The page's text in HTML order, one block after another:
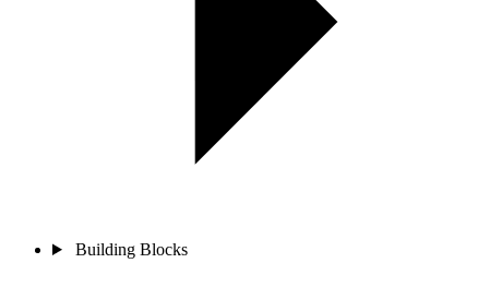
Building Blocks